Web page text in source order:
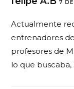
7
Actualmente
entrenadores
profesores de
lo que